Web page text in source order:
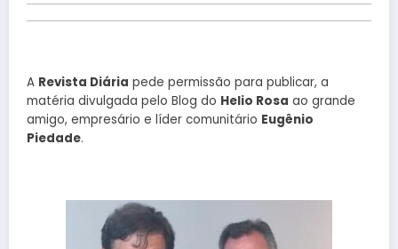
A Revista Diária pede permissão para publicar, a
matéria divulgada pelo Blog do Helio Rosa ao grande
amigo, empresário e líder comunitário Eugênio
Piedade.